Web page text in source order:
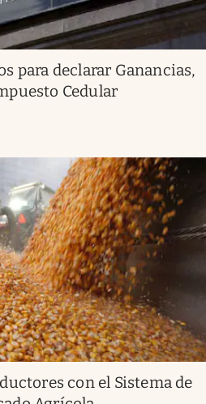
para declarar Ganancias,
Cedular
con el Sistema de